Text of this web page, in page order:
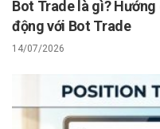
Bot Trade là gì?
động với Bot Trade
14/07/2026